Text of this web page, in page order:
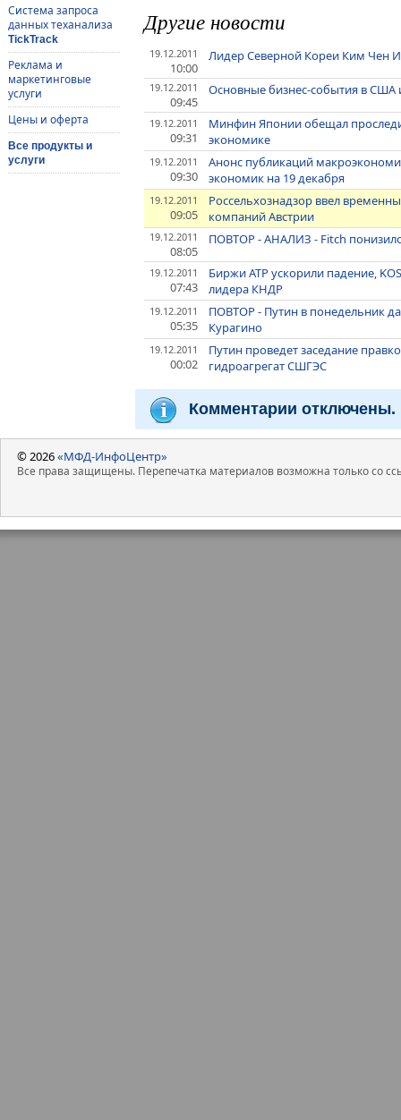
Система запроса
данных теханализа
TickTrack
Реклама и
маркетинговые
услуги
Цены и оферта
Все продукты и
услуги
Другие новости
19.12.2011
10:00
Лидер Северной Кореи Ким Чен
19.12.2011
09:45
Основные бизнес-события в США
19.12.2011
09:31
Минфин Японии обещал
экономике
19.12.2011
09:30
Анонс публикаций
экономик на 19 декабря
19.12.2011
09:05
Россельхознадзор ввел
компаний Австрии
19.12.2011
08:05
ПОВТОР - АНАЛИЗ - Fitch
19.12.2011
07:43
Биржи АТР ускорили падение,
лидера КНДР
19.12.2011
05:35
ПОВТОР - Путин в понедельник
Курагино
19.12.2011
00:02
Путин проведет заседание
гидроагрегат СШГЭС
Комментарии отключены.
© 2026«МФД-ИнфоЦентр»
Все права защищены. Перепечатка материалов возможна только со